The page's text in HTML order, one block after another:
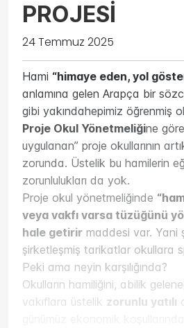
Hem içerik hem de üslup olarak
“Çürümenin Kitabı”. İki dünya
varoluşun ağırlığı altında
bugünü de anlatıyor.
kadar da zihin açıcı
açısı kazandıran bu kitabın
hastalık veya akıl hastalığı
toplumlarda ise dekadansa
çürüme kavramı var.
Dekadans, ‘düşkünleşmiş’
bir kelime. 19. yüzyıl sonlarında
sembolistlerine, edebiyatı
PROJESİ
24 Temmuz 2025
Hami “himaye eden, yol
anlamına gelen Arapça bir
gibi yakındahepimiz öğrenmiş
Proje Okul Yönetmeliğine
uygulanan” proje okullarının
zorunda. Üstelik bu hamilerin
zorunlulukları da yok.
Proje okul yönetmeliğinde
veya vakfı varsa tüzüğünü
hale getirir maddesi var. Yani
şirketleşmiş tarikatlar okullara
Peki ama neyin karşılığında?
Okulların hamiliğini, abilik
vakıflara üstelik zorunlu yatılı